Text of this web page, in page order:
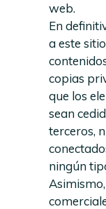
web.
En
a este
copias
que los
sean
terceros,
ningún